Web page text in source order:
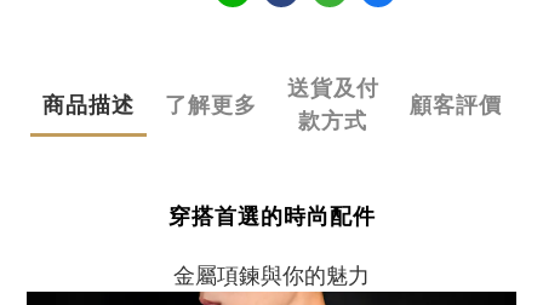
商品描述 了解更多
送貨及付
款方式
顧客評價
穿搭首選的時尚配件
金屬項鍊與你的魅力